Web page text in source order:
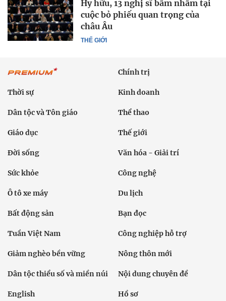
THẾ GIỚI
Hy hữu, 13 nghị sĩ bấm nhầm tại
cuộc bỏ phiếu quan trọng của
châu Âu
Chính trị
Thời sự Kinh doanh
Dân tộc và Tôn giáo Thể thao
Giáo dục Thế giới
Đời sống Văn hóa - Giải trí
Sức khỏe Công nghệ
Ô tô xe máy Du lịch
Bất động sản Bạn đọc
Tuần Việt Nam Công nghiệp hỗ trợ
Giảm nghèo bền vững Nông thôn mới
Dân tộc thiểu số và miền núi Nội dung chuyên đề
English Hồ sơ